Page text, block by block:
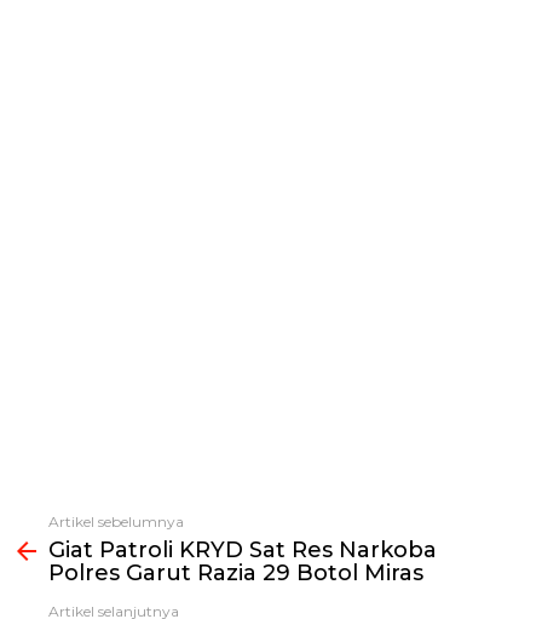
Lihat
selengkapnya
Artikel sebelumnya
Giat Patroli KRYD Sat Res Narkoba
Polres Garut Razia 29 Botol Miras
Artikel selanjutnya